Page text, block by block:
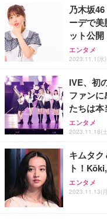
務用 おし
ッシュ 通
ス圧無段
ト 幅52×
￥4,139
【
HOOTER
グモニタ
像低減 (3
￥34,980
アイリス
ュラー
￥3,731
乃木坂
ーデで
ット公開
エンタメ
2023.11.1(水
IVE、初
ファン
たちは本
エンタメ
2023.11.18(
キムタ
ト！
エンタメ
2023.11.13(